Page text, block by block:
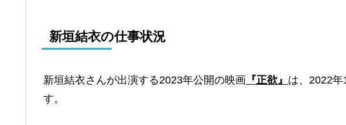
新垣結衣の仕事状況
新垣結衣さんが出演する2023年公開の映画 『正欲』 は、2022
す。